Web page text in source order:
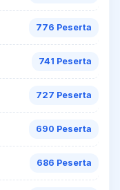
776 Peserta
741 Peserta
727 Peserta
690 Peserta
686 Peserta